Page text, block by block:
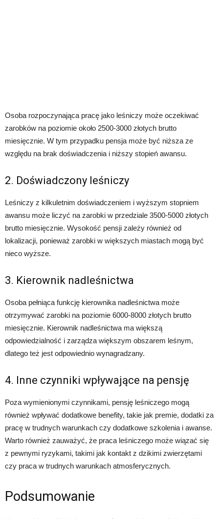
Osoba rozpoczynająca pracę jako leśniczy może oczekiwać
zarobków na poziomie około 2500-3000 złotych brutto
miesięcznie. W tym przypadku pensja może być niższa ze
względu na brak doświadczenia i niższy stopień awansu.
2. Doświadczony leśniczy
Leśniczy z kilkuletnim doświadczeniem i wyższym stopniem
awansu może liczyć na zarobki w przedziale 3500-5000 złotych
brutto miesięcznie. Wysokość pensji zależy również od
lokalizacji, ponieważ zarobki w większych miastach mogą być
nieco wyższe.
3. Kierownik nadleśnictwa
Osoba pełniąca funkcję kierownika nadleśnictwa może
otrzymywać zarobki na poziomie 6000-8000 złotych brutto
miesięcznie. Kierownik nadleśnictwa ma większą
odpowiedzialność i zarządza większym obszarem leśnym,
dlatego też jest odpowiednio wynagradzany.
4. Inne czynniki wpływające na pensję
Poza wymienionymi czynnikami, pensję leśniczego mogą
również wpływać dodatkowe benefity, takie jak premie, dodatki za
pracę w trudnych warunkach czy dodatkowe szkolenia i awanse.
Warto również zauważyć, że praca leśniczego może wiązać się
z pewnymi ryzykami, takimi jak kontakt z dzikimi zwierzętami
czy praca w trudnych warunkach atmosferycznych.
Podsumowanie